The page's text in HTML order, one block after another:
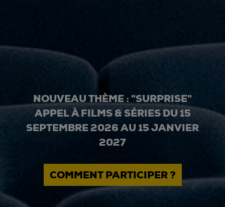
NOUVEAU THÈME : "SURPRISE"
APPEL À FILMS & SÉRIES DU 15
SEPTEMBRE 2026 AU 15 JANVIER
2027
COMMENT PARTICIPER ?